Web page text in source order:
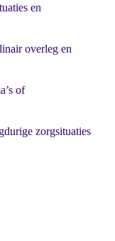
en
overleg en
of
zorgsituaties